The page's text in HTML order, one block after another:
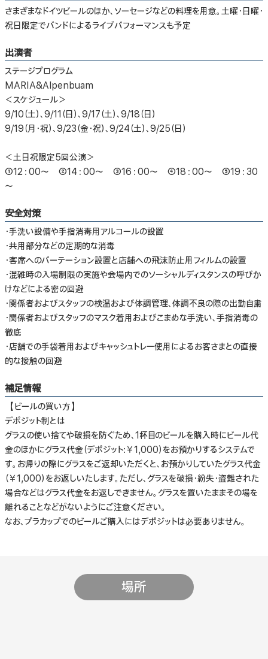
さまざまなドイツビールのほか、ソーセージなどの料理を用意。土曜・日曜・
祝日限定でバンドによるライブパフォーマンスも予定
出演者
ステージプログラム
MARIA&Alpenbuam
＜スケジュール＞
9/10（土）、9/11（日）、9/17（土）、9/18（日）
9/19（月・祝）、9/23（金・祝）、9/24（土）、9/25（日）
＜土日祝限定5回公演＞
①12：00～ ②14：00～ ③16：00～ ④18：00～ ⑤19：30
～
安全対策
・手洗い設備や手指消毒用アルコールの設置
・共用部分などの定期的な消毒
・客席へのパーテーション設置と店舗への飛沫防止用フィルムの設置
・混雑時の入場制限の実施や会場内でのソーシャルディスタンスの呼びか
けなどによる密の回避
・関係者およびスタッフの検温および体調管理、体調不良の際の出勤自粛
・関係者およびスタッフのマスク着用およびこまめな手洗い、手指消毒の
徹底
・店舗での手袋着用およびキャッシュトレー使用によるお客さまとの直接
的な接触の回避
補足情報
【ビールの買い方】
デポジット制とは
グラスの使い捨てや破損を防ぐため、1杯目のビールを購入時にビール代
金のほかにグラス代金（デポジット:￥1,000）をお預かりするシステムで
す。お帰りの際にグラスをご返却いただくと、お預かりしていたグラス代金
（￥1,000）をお返しいたします。ただし、グラスを破損・紛失・盗難された
場合などはグラス代金をお返しできません。グラスを置いたままその場を
離れることなどがないようにご注意ください。
なお、プラカップでのビールご購入にはデポジットは必要ありません。
場所